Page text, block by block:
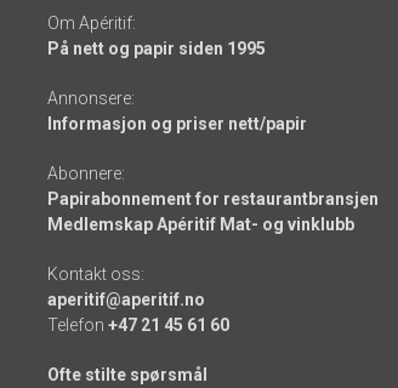
Om Apéritif:
På nett og papir siden 1995
Annonsere:
Informasjon og priser nett/papir
Abonnere:
Papirabonnement for restaurantbransjen
Medlemskap Apéritif Mat- og vinklubb
Kontakt oss:
aperitif@aperitif.no
Telefon +47 21 45 61 60
Ofte stilte spørsmål